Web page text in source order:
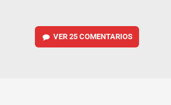
VER 25 COMENTARIOS